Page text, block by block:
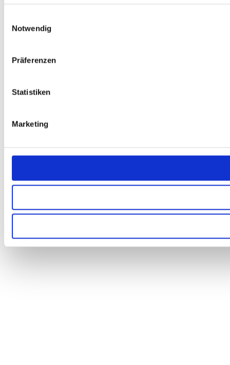
Notwendig
Präferenzen
Statistiken
Marketing